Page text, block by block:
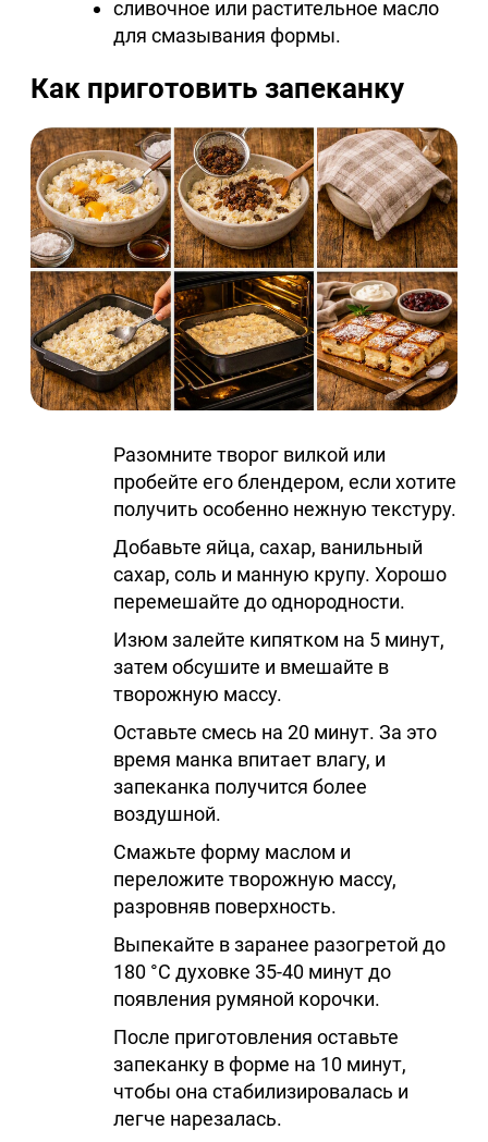
сливочное или растительное масло
для смазывания формы.
Как приготовить запеканку
Разомните творог вилкой или
пробейте его блендером, если хотите
получить особенно нежную текстуру.
Добавьте яйца, сахар, ванильный
сахар, соль и манную крупу. Хорошо
перемешайте до однородности.
Изюм залейте кипятком на 5 минут,
затем обсушите и вмешайте в
творожную массу.
Оставьте смесь на 20 минут. За это
время манка впитает влагу, и
запеканка получится более
воздушной.
Смажьте форму маслом и
переложите творожную массу,
разровняв поверхность.
Выпекайте в заранее разогретой до
180 °C духовке 35-40 минут до
появления румяной корочки.
После приготовления оставьте
запеканку в форме на 10 минут,
чтобы она стабилизировалась и
легче нарезалась.